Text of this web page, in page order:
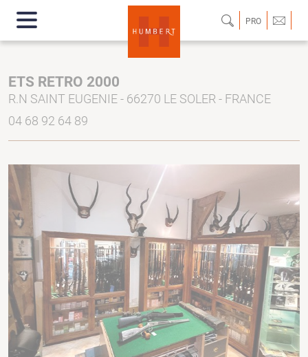
PRO
ETS RETRO 2000
R.N SAINT EUGENIE - 66270 LE SOLER - FRANCE
04 68 92 64 89